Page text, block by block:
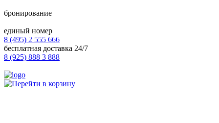
бронирование
единый номер
8 (495) 2 555 666
бесплатная доставка 24/7
8 (925) 888 3 888